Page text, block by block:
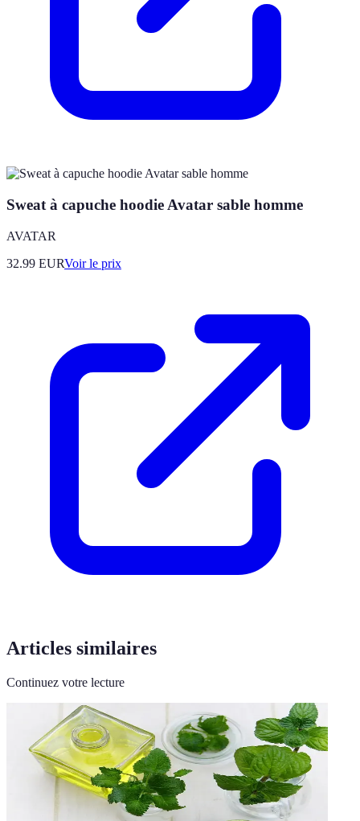
Sweat à capuche hoodie Avatar sable homme
AVATAR
32.99 EURVoir le prix
Articles similaires
Continuez votre lecture